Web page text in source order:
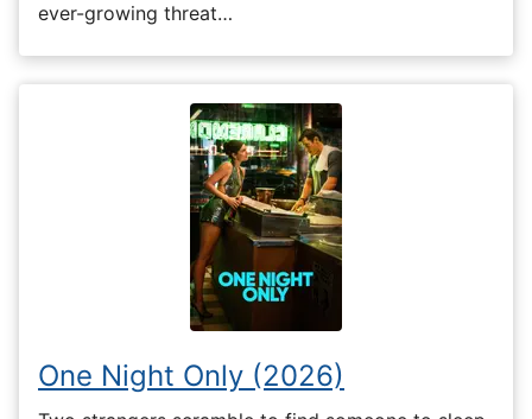
ever-growing threat…
One Night Only (2026)